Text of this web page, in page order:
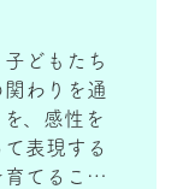
どもたち
わりを通
、感性を
表現する
てること